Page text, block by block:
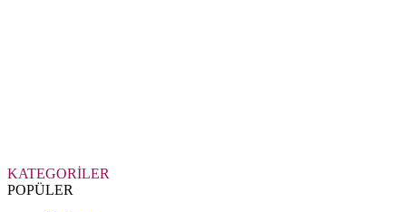
KATEGORİLER
POPÜLER